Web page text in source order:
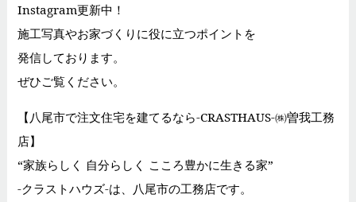
Instagram更新中！
施工写真やお家づくりに役に立つポイントを
発信しております。
ぜひご覧ください。
【八尾市で注文住宅を建てるなら-CRASTHAUS-㈱曽我工務
店】
“家族らしく 自分らしく こころ豊かに生きる家”
-クラストハウズ-は、八尾市の工務店です。